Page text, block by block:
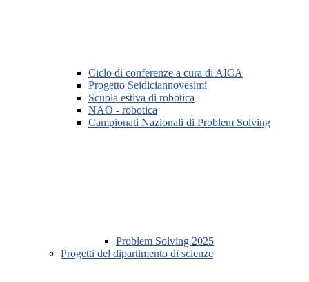
Ciclo di conferenze a cura di AICA
Progetto Seidiciannovesimi
Scuola estiva di robotica
NAO - robotica
Campionati Nazionali di Problem Solving
Problem Solving 2025
Progetti del dipartimento di scienze